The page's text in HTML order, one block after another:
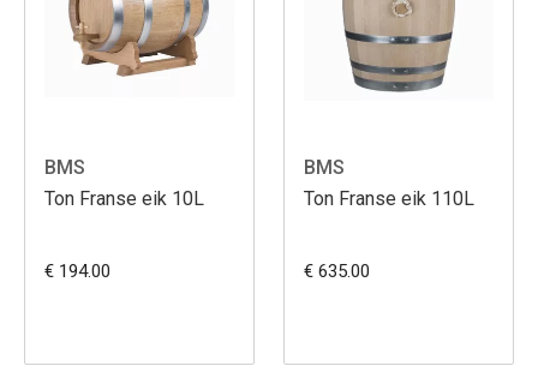
BMS
Ton Franse eik 10L
€ 194.00
BMS
Ton Franse eik 110L
€ 635.00